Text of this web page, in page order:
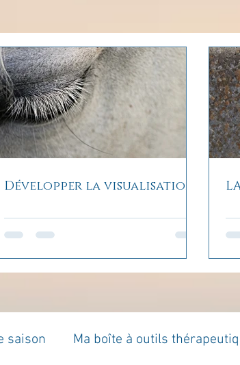
Développer la visualisation
saison Ma boîte à outils